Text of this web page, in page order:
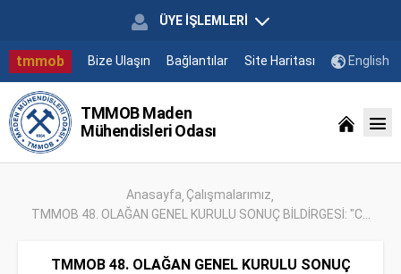
ÜYE İŞLEMLERİ
tmmob Bize Ulaşın Bağlantılar Site Haritası English
TMMOB Maden
Mühendisleri Odası
Anasayfa Çalışmalarımız
TMMOB 48. OLAĞAN GENEL KURULU SONUÇ BİLDİRGESİ: "C...
TMMOB 48. OLAĞAN GENEL KURULU SONUÇ